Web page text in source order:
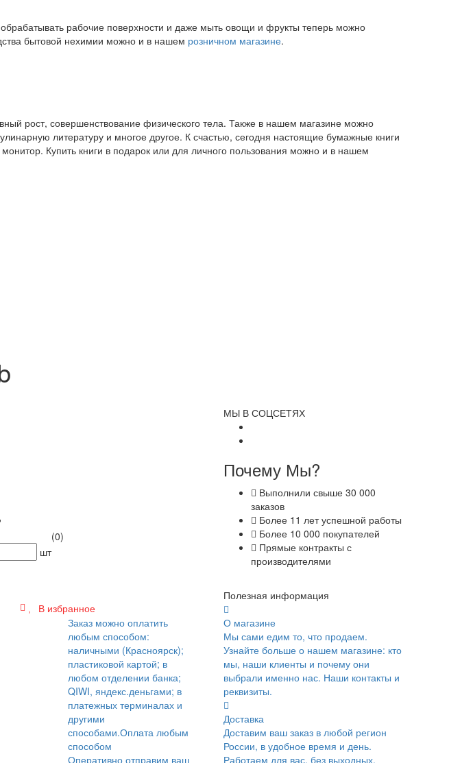
рабочие поверхности и даже мыть овощи и фрукты теперь можно
бытовой нехимии можно и в нашем розничном магазине.
рост, совершенствование физического тела. Также в нашем магазине можно
литературу и многое другое. К счастью, сегодня настоящие бумажные книги
Купить книги в подарок или для личного пользования можно и в нашем
(0)
шт
В избранное
Заказ можно оплатить
любым способом:
наличными (Красноярск);
пластиковой картой; в
любом отделении банка;
QIWI, яндекс.деньгами; в
платежных терминалах и
другими
способами.Оплата любым
способом
Оперативно отправим ваш
МЫ В СОЦСЕТЯХ
Почему Мы?
Выполнили свыше 30 000
заказов
Более 11 лет успешной работы
Более 10 000 покупателей
Прямые контракты с
производителями
Полезная информация
О магазине
Мы сами едим то, что продаем.
Узнайте больше о нашем магазине: кто
мы, наши клиенты и почему они
выбрали именно нас. Наши контакты и
реквизиты.
Доставка
Доставим ваш заказ в любой регион
России, в удобное время и день.
Работаем для вас, без выходных.